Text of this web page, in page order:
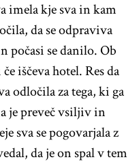
imela kje sva in kam
da se odpraviva
počasi se danilo. Ob
iščeva hotel. Res da
odločila za tega, ki ga
je preveč vsiljiv in
sva se pogovarjala z
da je on spal v tem